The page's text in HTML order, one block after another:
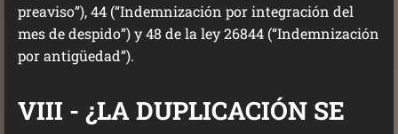
preaviso”), 44 (“Indemnización por integración del
mes de despido”) y 48 de la ley 26844 (“Indemnización
por antigüedad”).
VIII - ¿LA DUPLICACIÓN SE